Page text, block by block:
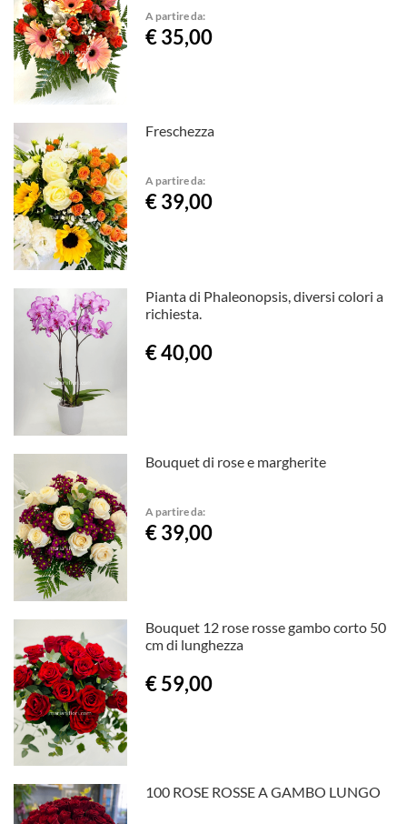
A partire da:
€ 35,00
Freschezza
A partire da:
€ 39,00
Pianta di Phaleonopsis, diversi colori a
richiesta.
€ 40,00
Bouquet di rose e margherite
A partire da:
€ 39,00
Bouquet 12 rose rosse gambo corto 50
cm di lunghezza
€ 59,00
100 ROSE ROSSE A GAMBO LUNGO